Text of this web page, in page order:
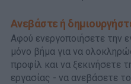
Ανεβάστε ή
Αφού ενεργοποιήσετε την
μόνο βήμα για να
προφίλ και να ξεκινήσετε
εργασίας - να ανεβάσετε